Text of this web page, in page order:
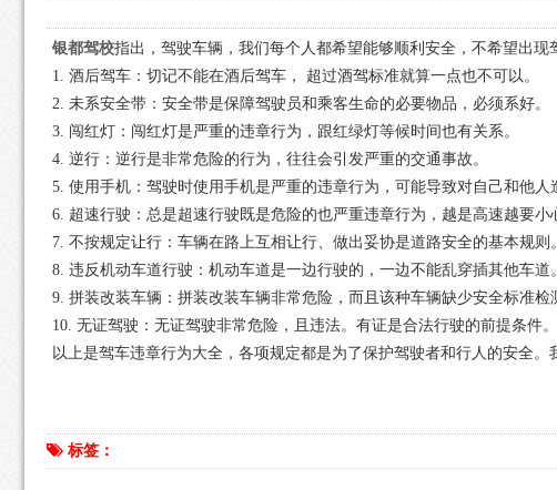
银都驾校指出，驾驶车辆，我们每个人都希望能够顺利安全，不希望出
1. 酒后驾车：切记不能在酒后驾车， 超过酒驾标准就算一点也不可以。
2. 未系安全带：安全带是保障驾驶员和乘客生命的必要物品，必须系好。
3. 闯红灯：闯红灯是严重的违章行为，跟红绿灯等候时间也有关系。
4. 逆行：逆行是非常危险的行为，往往会引发严重的交通事故。
5. 使用手机：驾驶时使用手机是严重的违章行为，可能导致对自己和他人
6. 超速行驶：总是超速行驶既是危险的也严重违章行为，越是高速越要小
7. 不按规定让行：车辆在路上互相让行、做出妥协是道路安全的基本规则。
8. 违反机动车道行驶：机动车道是一边行驶的，一边不能乱穿插其他车道。
9. 拼装改装车辆：拼装改装车辆非常危险，而且该种车辆缺少安全标准检
10. 无证驾驶：无证驾驶非常危险，且违法。有证是合法行驶的前提条件。
以上是驾车违章行为大全，各项规定都是为了保护驾驶者和行人的安全
标签：